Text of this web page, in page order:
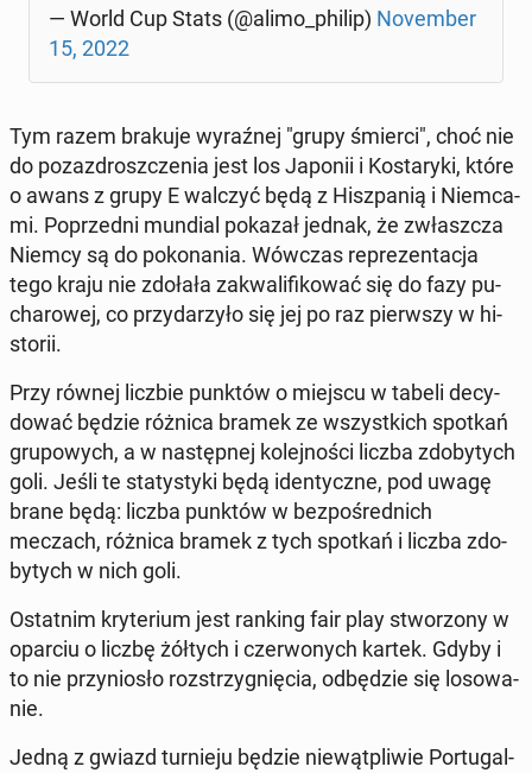
— World Cup Stats (@alimo_philip) No­vem­ber
15, 2022
Tym razem brakuje wy­raź­nej "grupy śmierci", choć nie
do po­zaz­drosz­cze­nia jest los Japonii i Ko­sta­ry­ki, które
o awans z grupy E walczyć będą z Hisz­pa­nią i Niem­ca­
mi. Po­przed­ni mundial pokazał jednak, że zwłasz­cza
Niemcy są do po­ko­na­nia. Wówczas re­pre­zen­ta­cja
tego kraju nie zdołała za­kwa­li­fi­ko­wać się do fazy pu­
cha­ro­wej, co przy­da­rzy­ło się jej po raz pierw­szy w hi­
sto­rii.
Przy równej liczbie punktów o miejscu w tabeli de­cy­
do­wać będzie różnica bramek ze wszyst­kich spotkań
gru­po­wych, a w na­stęp­nej ko­lej­no­ści liczba zdo­by­tych
goli. Jeśli te sta­ty­sty­ki będą iden­tycz­ne, pod uwagę
brane będą: liczba punktów w bez­po­śred­nich
meczach, różnica bramek z tych spotkań i liczba zdo­
by­tych w nich goli.
Ostat­nim kry­te­rium jest ranking fair play stwo­rzo­ny w
oparciu o liczbę żółtych i czer­wo­nych kartek. Gdyby i
to nie przy­nio­sło roz­strzy­gnię­cia, od­bę­dzie się lo­so­wa­
nie.
Jedną z gwiazd tur­nie­ju będzie nie­wąt­pli­wie Por­tu­gal­